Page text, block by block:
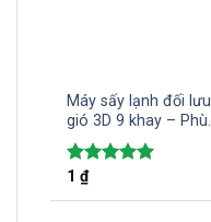
Máy sấy lạnh đối lưu
gió 3D 9 khay – Phù
hợp cho các hộ kinh
doanh gia đình sấy
đa dạng các loại
thực phẩm và nông
Được xếp
1 ₫